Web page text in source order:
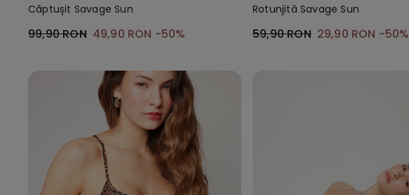
Căptușit Savage Sun
99,90 RON 49,90 RON -50%
Rotunjită Savage Sun
59,90 RON 29,90 RON -50%